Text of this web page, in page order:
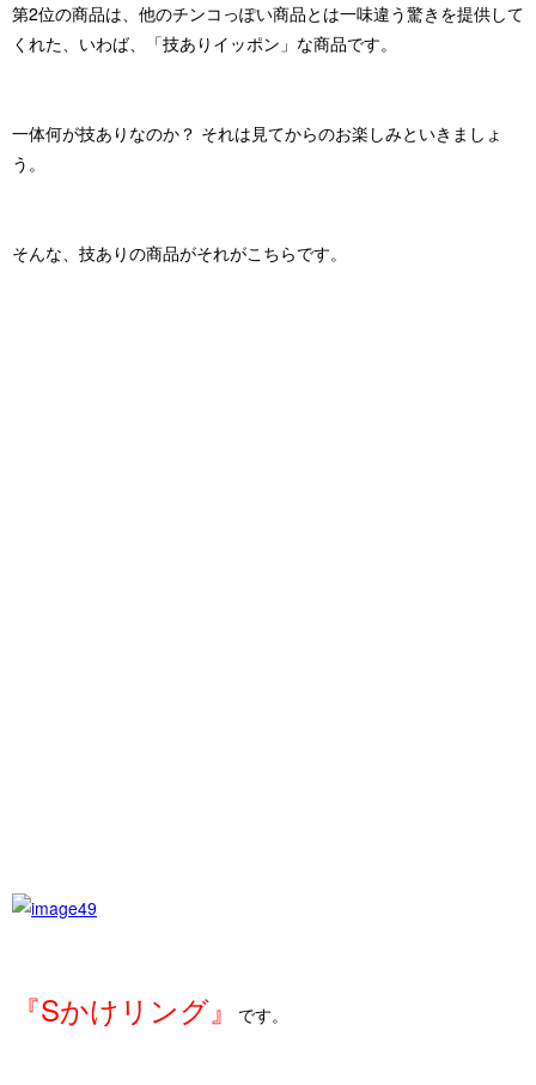
第2位の商品は、他のチンコっぽい商品とは一味違う驚きを提供して
くれた、いわば、
「技ありイッポン」 な商品です。
一体何が技ありなのか？ それは見てからのお楽しみといきましょ
う。
そんな、技ありの商品がそれがこちらです。
『Sかけリング』 です。